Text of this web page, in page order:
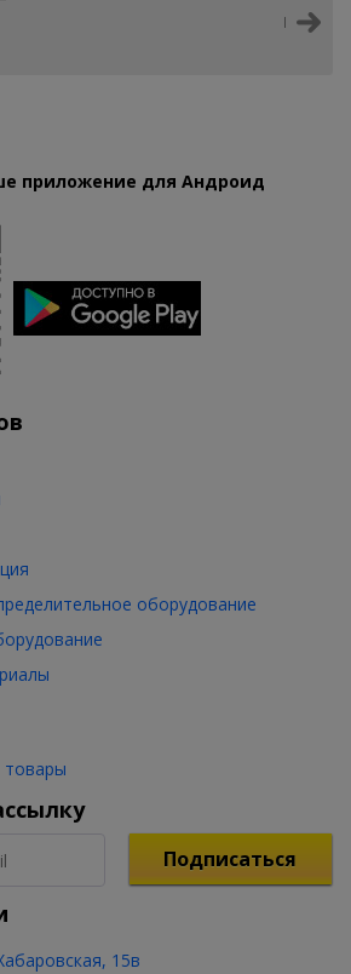
приложение для Андроид
оборудование
товары
Подписаться
15в